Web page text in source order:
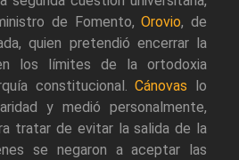
de Fomento,Orovio, de
quien pretendió encerrar la
los límites de la ortodoxia
constitucional.Cánovas lo
y medió personalmente,
tratar de evitar la salida de la
se negaron a aceptar las